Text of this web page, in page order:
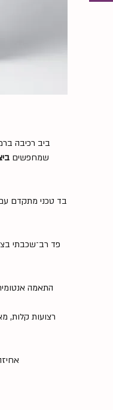
ביב רכיבה
שמחפשים
בד טכני מתקדם עם
פד רב־שכבתי
התאמה
רצועות קלות,